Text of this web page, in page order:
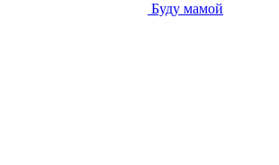
Буду мамой